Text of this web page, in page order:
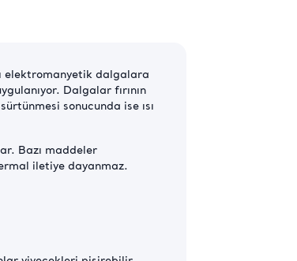
elektromanyetik dalgalara
Dalgalar fırının
sonucunda ise ısı
Bazı maddeler
iletiye dayanmaz.